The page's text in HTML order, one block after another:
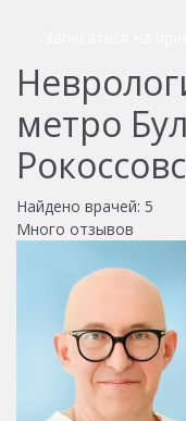
метро
Найдено врачей: 5
Много отзывов